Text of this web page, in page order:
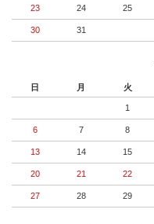
23 24 25
30 31
日 月 火
1
6 7 8
13 14 15
20 21 22
27 28 29